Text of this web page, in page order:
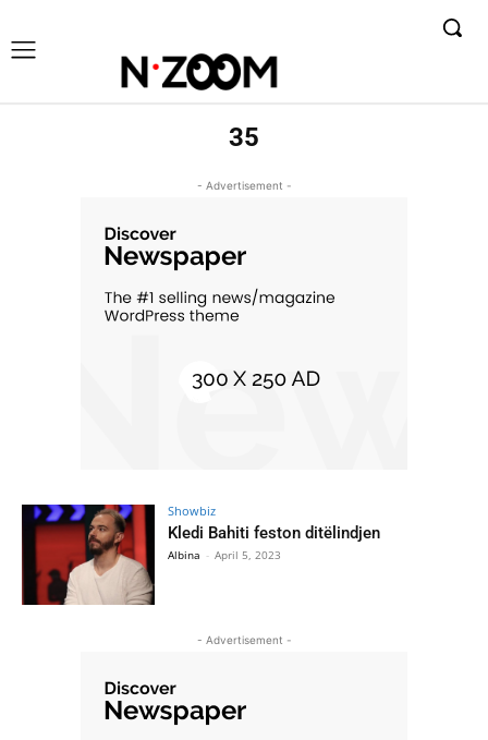
35
- Advertisement -
Showbiz
Kledi Bahiti feston ditëlindjen
Albina - April 5, 2023
- Advertisement -